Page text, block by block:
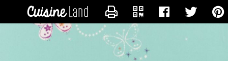
CONTACTER ISABELLE